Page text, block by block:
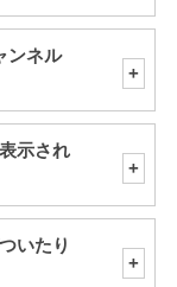
ンネル
示され
いたり